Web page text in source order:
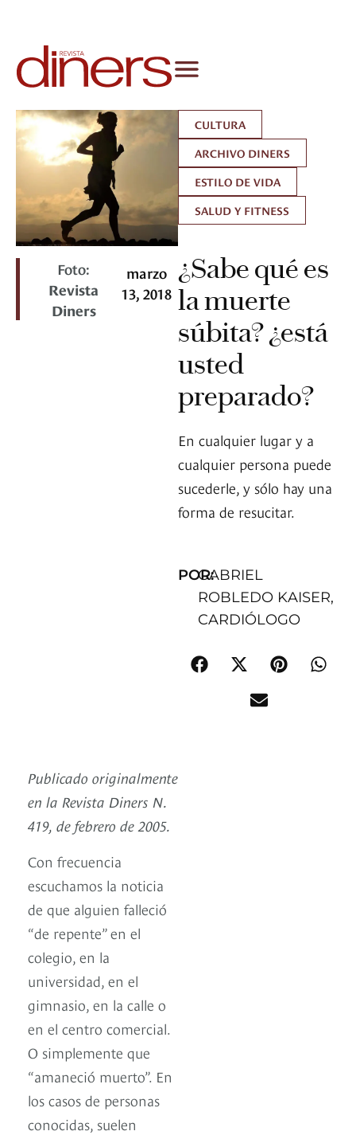
Foto:
Revista
Diners
marzo
13, 2018
CULTURA
ARCHIVO DINERS
ESTILO DE VIDA
SALUD Y FITNESS
¿Sabe qué es
la muerte
súbita? ¿está
usted
preparado?
En cualquier lugar y a
cualquier persona puede
sucederle, y sólo hay una
forma de resucitar.
POR:GABRIEL
ROBLEDO KAISER,
CARDIÓLOGO
Publicado originalmente
en la Revista Diners N.
419, de febrero de 2005.
Con frecuencia
escuchamos la noticia
de que alguien falleció
“de repente” en el
colegio, en la
universidad, en el
gimnasio, en la calle o
en el centro comercial.
O simplemente que
“amaneció muerto”. En
los casos de personas
conocidas, suelen